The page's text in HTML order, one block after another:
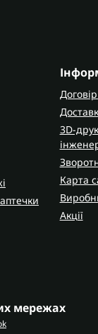
3D-
Карта
Акції
мережах